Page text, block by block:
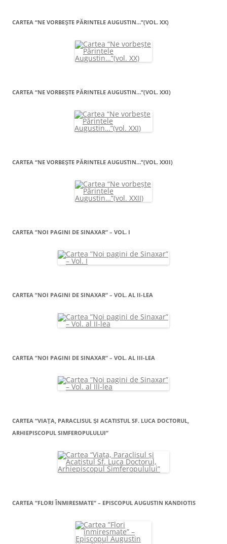
CARTEA “NE VORBEŞTE PĂRINTELE AUGUSTIN…”(VOL. XX)
CARTEA “NE VORBEŞTE PĂRINTELE AUGUSTIN…”(VOL. XXI)
CARTEA “NE VORBEŞTE PĂRINTELE AUGUSTIN…”(VOL. XXII)
CARTEA ”NOI PAGINI DE SINAXAR” – VOL. I
CARTEA ”NOI PAGINI DE SINAXAR” – VOL. AL II-LEA
CARTEA ”NOI PAGINI DE SINAXAR” – VOL. AL III-LEA
CARTEA “VIAŢA, PARACLISUL ŞI ACATISTUL SF. LUCA DOCTORUL,
ARHIEPISCOPUL SIMFEROPULULUI”
CARTEA ”FLORI ÎNMIRESMATE” – EPISCOPUL AUGUSTIN KANDIOTIS